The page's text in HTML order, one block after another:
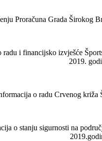
Proračuna Grada Širokog
radu i financijsko izvješće
2019.
o radu Crvenog
o stanju sigurnosti na